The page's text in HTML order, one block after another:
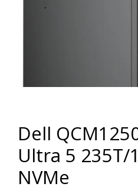
Dell
Ultra 5 235T/
NVMe